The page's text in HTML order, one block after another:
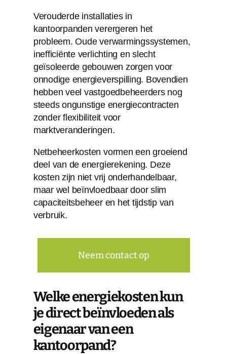
Verouderde installaties in
kantoorpanden verergeren het
probleem. Oude verwarmingssystemen,
inefficiënte verlichting en slecht
geïsoleerde gebouwen zorgen voor
onnodige energieverspilling. Bovendien
hebben veel vastgoedbeheerders nog
steeds ongunstige energiecontracten
zonder flexibiliteit voor
marktveranderingen.
Netbeheerkosten vormen een groeiend
deel van de energierekening. Deze
kosten zijn niet vrij onderhandelbaar,
maar wel beïnvloedbaar door slim
capaciteitsbeheer en het tijdstip van
verbruik.
Neem contact op
Welke energiekosten kun
je direct beïnvloeden als
eigenaar van een
kantoorpand?